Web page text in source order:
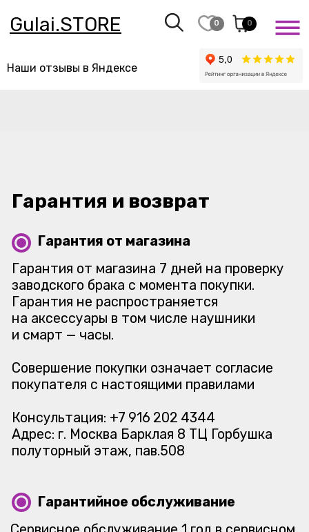
0
Gulai.STORE
Наши отзывы в Яндексе
Сервисное обслуживание 1 год в сервисном
центре техники
Гарантийное обслуживание
не распространяется на повреждения,
вызванные неправильным подключением,
эксплуатацией в нештатном режиме,
а также происшедшим вследствие
и т. д.).
Гарантия от магазина 7 дней на проверку
заводского брака с момента покупки.
и смарт — часы.
Совершение покупки означает согласие
покупателя с настоящими правилами
Консультация: +7 916 202 4344
Адрес: г. Москва Барклая 8 ТЦ Горбушка
полуторный этаж, пав.508